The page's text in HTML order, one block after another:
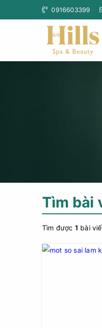
0916603399
Tìm bài
Tìm được 1 bài